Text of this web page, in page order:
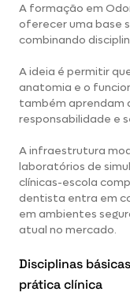
A formação em
oferecer uma base
combinando
A ideia é permitir
anatomia e o
também aprendam
responsabilidade e
A infraestrutura
laboratórios de
clínicas-escola
dentista entra em
em ambientes
atual no mercado.
Disciplinas
prática clínica